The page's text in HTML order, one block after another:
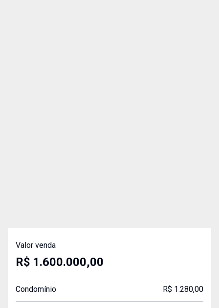
Valor venda
R$ 1.600.000,00
Condomínio R$ 1.280,00